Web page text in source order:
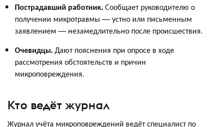
Пострадавший работник.Сообщает руководителю о
получении микротравмы — устно или письменным
заявлением — незамедлительно после происшествия.
Очевидцы.Дают пояснения при опросе в ходе
рассмотрения обстоятельств и причин
микроповреждения.
Кто ведёт журнал
Журнал учёта микроповреждений ведёт специалист по